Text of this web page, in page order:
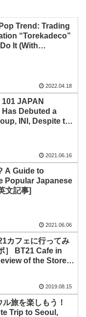
Trend: Trading
“Torekadeco”
It (With
2022.04.18
JAPAN
Has Debuted a
INI, Despite the
2021.06.16
A Guide to
Popular Japanese
文記事]
2021.06.06
カフェに行ってみ
］ BT21 Cafe in
of the Store
2019.08.15
旅を楽しもう！
Trip to Seoul,